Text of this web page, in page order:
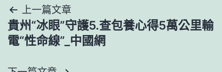
文
章
上一篇文章
貴州“冰眼”守護5.查包養心得5萬公里輸
電“性命線”_中國網